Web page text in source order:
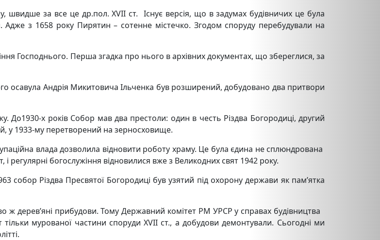
швидше за все це др.пол. ХVІІ ст. Існує версія, що в задумах будівничих це була
з 1658 року Пирятин – сотенне містечко. Згодом споруду перебудували на
Господнього. Перша згадка про нього в архівних документах, що збереглися, за
осавула Андрія Микитовича Ільченка був розширений, добудовано два притвори
До1930-х років Собор мав два престоли: один в честь Різдва Богородиці, другий
у 1933-му перетворений на зерносховище.
влада дозволила відновити роботу храму. Це була єдина не сплюндрована
регулярні богослужіння відновилися вже з Великодних свят 1942 року.
собор Різдва Пресвятої Богородиці був узятий під охорону держави як пам’ятка
ж дерев’яні прибудови. Тому Державний комітет РМ УРСР у справах будівництва
мурованої частини споруди ХVІІ ст., а добудови демонтували. Сьогодні ми